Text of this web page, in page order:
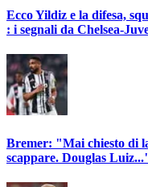
Ecco Yildiz e la difesa,
: i segnali da Chelsea-
Bremer: "Mai chiesto di
scappare. Douglas